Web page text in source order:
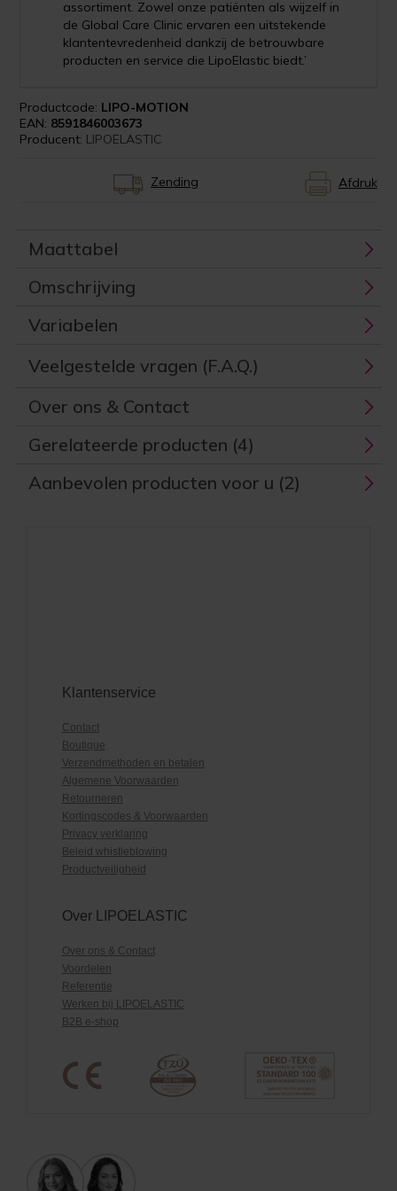
assortiment. Zowel onze patiënten als wijzelf in
de Global Care Clinic ervaren een uitstekende
klantentevredenheid dankzij de betrouwbare
producten en service die LipoElastic biedt.’
Productcode: LIPO-MOTION
EAN: 8591846003673
Producent: LIPOELASTIC
Zending Afdruk
Maattabel
Omschrijving
Variabelen
Veelgestelde vragen (F.A.Q.)
Over ons & Contact
Gerelateerde producten (4)
Aanbevolen producten voor u (2)
Klantenservice
Contact
Boutique
Verzendmethoden en betalen
Algemene Voorwaarden
Retourneren
Kortingscodes & Voorwaarden
Privacy verklaring
Beleid whistleblowing
Productveiligheid
Over LIPOELASTIC
Over ons & Contact
Voordelen
Referentie
Werken bij LIPOELASTIC
B2B e-shop